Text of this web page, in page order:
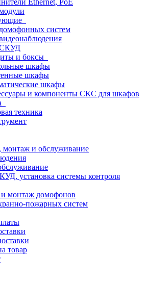
Ethernet, PoE
систем
и боксы
шкафы
шкафы
шкафы
и компоненты СКС для шкафов
техника
монтаж и обслуживание
установка системы контроля
и монтаж домофонов
пожарных систем
товар